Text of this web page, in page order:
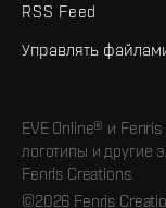
RSS Feed
Управлять
EVE Online® и
логотипы и другие
Fenris Creations.
©2026 Fenris